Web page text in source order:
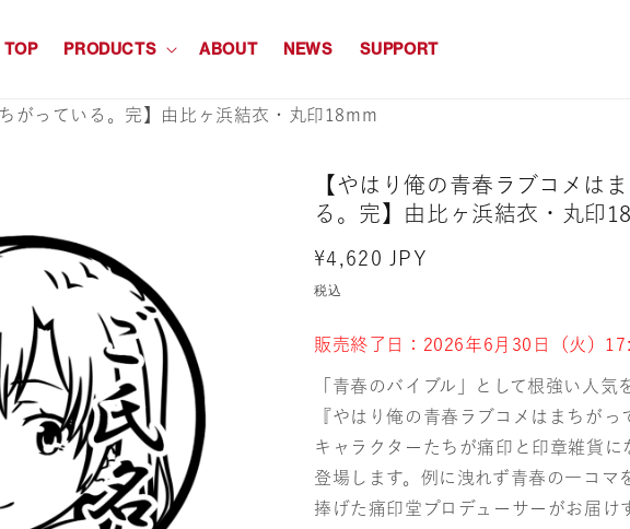
TOP PRODUCTS ABOUT NEWS SUPPORT
がっている。完】由比ヶ浜結衣・丸印18mm
【やはり俺の青春ラブコメは
る。完】由比ヶ浜結衣・丸印
通
常
格
¥4,620 JPY
税込
販売終了日：2026年6月30日（火）
「青春のバイブル」として根強い人気
『やはり俺の青春ラブコメはまちがっ
キャラクターたちが痛印と印章雑貨に
登場します。例に洩れず青春の一コマ
捧げた痛印堂プロデューサーがお届け